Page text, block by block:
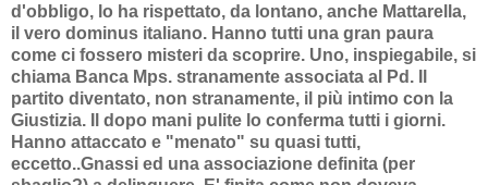
d'obbligo, lo ha rispettato, da lontano, anche Mattarella,
il vero dominus italiano. Hanno tutti una gran paura
come ci fossero misteri da scoprire. Uno, inspiegabile, si
chiama Banca Mps. stranamente associata al Pd. Il
partito diventato, non stranamente, il più intimo con la
Giustizia. Il dopo mani pulite lo conferma tutti i giorni.
Hanno attaccato e "menato" su quasi tutti,
eccetto..Gnassi ed una associazione definita (per